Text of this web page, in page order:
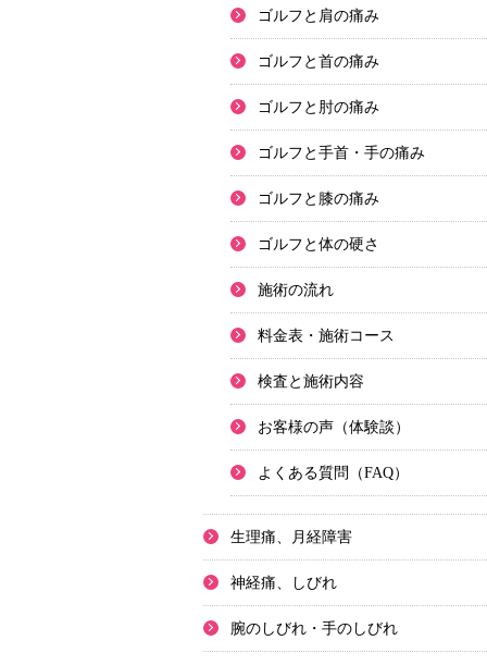
ゴルフと肩の痛み
ゴルフと首の痛み
ゴルフと肘の痛み
ゴルフと手首・手の痛み
ゴルフと膝の痛み
ゴルフと体の硬さ
施術の流れ
料金表・施術コース
検査と施術内容
お客様の声（体験談）
よくある質問（FAQ）
生理痛、月経障害
神経痛、しびれ
腕のしびれ・手のしびれ